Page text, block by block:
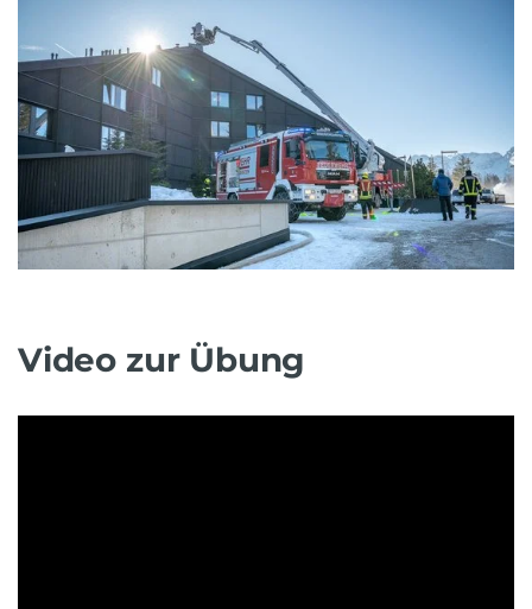
Video zur Übung